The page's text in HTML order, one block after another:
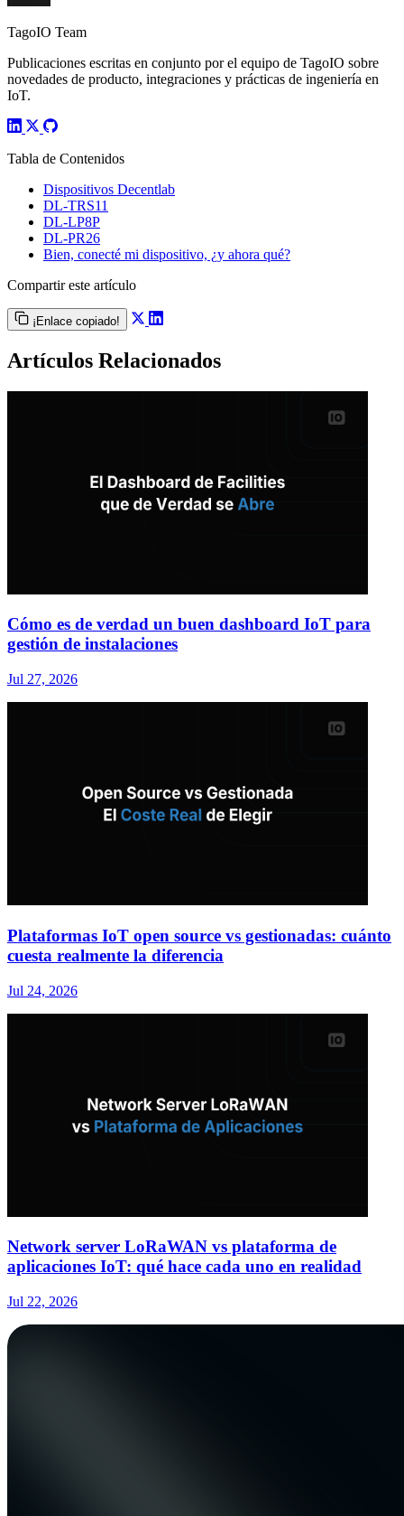
TagoIO Team
Publicaciones escritas en conjunto por el equipo de TagoIO sobre
novedades de producto, integraciones y prácticas de ingeniería en
IoT.
Tabla de Contenidos
Dispositivos Decentlab
DL-TRS11
DL-LP8P
DL-PR26
Bien, conecté mi dispositivo, ¿y ahora qué?
Compartir este artículo
¡Enlace copiado!
Artículos Relacionados
Cómo es de verdad un buen dashboard IoT para
gestión de instalaciones
Jul 27, 2026
Plataformas IoT open source vs gestionadas: cuánto
cuesta realmente la diferencia
Jul 24, 2026
Network server LoRaWAN vs plataforma de
aplicaciones IoT: qué hace cada uno en realidad
Jul 22, 2026